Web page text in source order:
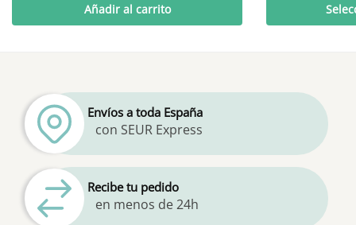
Añadir al carrito
producto
pueden
Envíos a toda España
con SEUR Express
Recibe tu pedido
en menos de 24h